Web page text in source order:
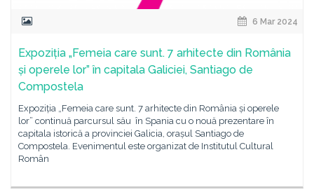
6 Mar 2024
Expoziția „Femeia care sunt. 7 arhitecte din România
și operele lor” în capitala Galiciei, Santiago de
Compostela
Expoziția „Femeia care sunt. 7 arhitecte din România și operele
lor” continuă parcursul său în Spania cu o nouă prezentare în
capitala istorică a provinciei Galicia, orașul Santiago de
Compostela. Evenimentul este organizat de Institutul Cultural
Român